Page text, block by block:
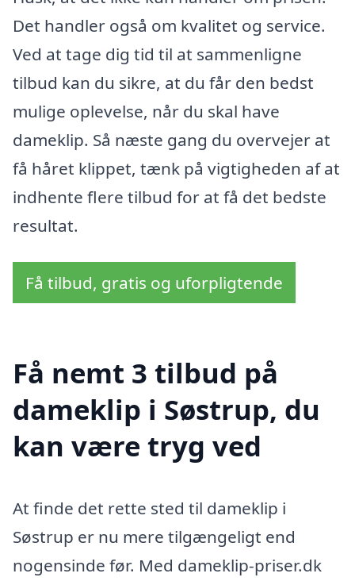
Det handler også om kvalitet og service.
Ved at tage dig tid til at sammenligne
tilbud kan du sikre, at du får den bedst
mulige oplevelse, når du skal have
dameklip. Så næste gang du overvejer at
få håret klippet, tænk på vigtigheden af at
indhente flere tilbud for at få det bedste
resultat.
Få tilbud, gratis og uforpligtende
Få nemt 3 tilbud på
dameklip i Søstrup, du
kan være tryg ved
At finde det rette sted til dameklip i
Søstrup er nu mere tilgængeligt end
nogensinde før. Med dameklip-priser.dk